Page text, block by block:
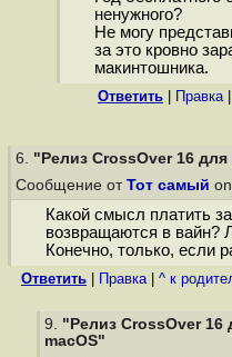
ненужного?
Не могу
за это кровно
макинтошника.
Ответить Правка|
6. "Релиз CrossOver 16
Сообщение от Тот самый
Какой смысл платить
возвращаются в вайн?
Конечно, только, если
Ответить Правка| ^ к
9. "Релиз CrossOver 16
macOS"